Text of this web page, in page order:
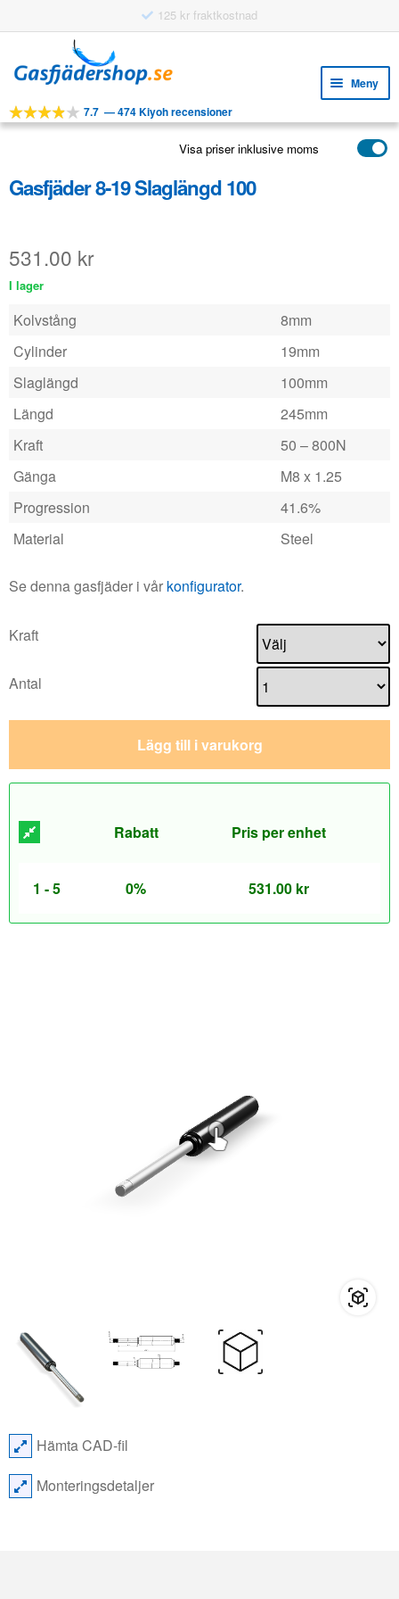
125 kr fraktkostnad
till
navigering
till
innehåll
Meny
VERKTYG
APPLIKATIONER
VANLIGA FRÅGOR
7.7 —474 Kiyoh recensioner
Visa priser inklusive moms
Gasfjäder 8-19 Slaglängd 100
531.00 kr
I lager
Kolvstång
8mm
Cylinder
19mm
Slaglängd
100mm
Längd
245mm
Kraft
50 – 800N
Gänga
M8 x 1.25
Progression
41.6%
Material
Steel
Se denna gasfjäder i vår konfigurator.
Kraft
Antal
Lägg till i varukorg
Rabatt Pris per enhet
1 - 5 0% 531.00 kr
Hämta CAD-fil
Monteringsdetaljer